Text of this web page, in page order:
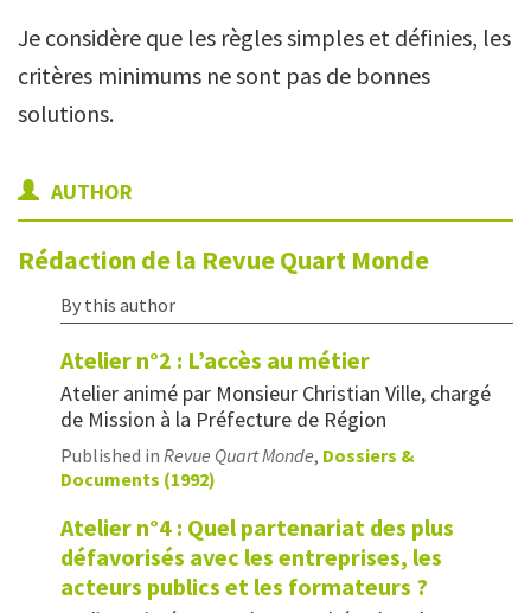
Je considère que les règles simples et définies, les
critères minimums ne sont pas de bonnes
solutions.
AUTHOR
Rédaction de la Revue Quart Monde
By this author
Atelier n°2 : L’accès au métier
Atelier animé par Monsieur Christian Ville, chargé
de Mission à la Préfecture de Région
Published in Revue Quart Monde, Dossiers &
Documents (1992)
Atelier n°4 : Quel partenariat des plus
défavorisés avec les entreprises, les
acteurs publics et les formateurs ?